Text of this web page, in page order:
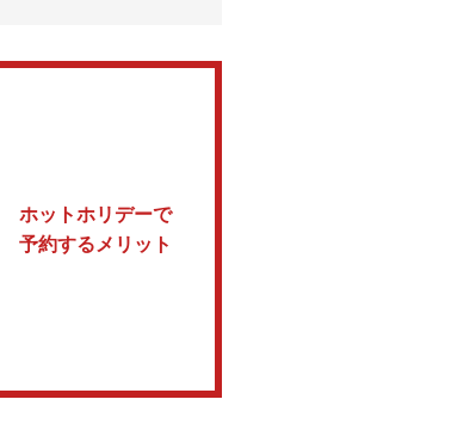
ホットホリデーで
予約するメリット